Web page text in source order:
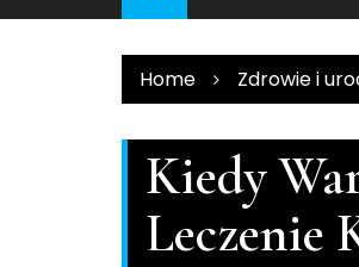
Home Zdrowie i
Kiedy
Leczenie